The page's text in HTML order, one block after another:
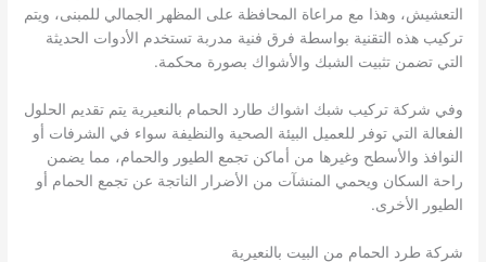
التعشيش، وهذا مع مراعاة المحافظة على المظهر الجمالي للمبنى، ويتم
تركيب هذه التقنية بواسطة فرق فنية مدربة تستخدم الأدوات الحديثة
التي تضمن تثبيت الشبك والأشواك بصورة محكمة.
وفي شركة تركيب شبك اشواك طارد الحمام بالنعيرية يتم تقديم الحلول
الفعالة التي توفر للعميل البيئة الصحية والنظيفة سواء في الشرفات أو
النوافذ والأسطح وغيرها من أماكن تجمع الطيور والحمام، مما يضمن
راحة السكان ويحمي المنشآت من الأضرار الناتجة عن تجمع الحمام أو
الطيور الأخرى.
شركة طرد الحمام من البيت بالنعيرية